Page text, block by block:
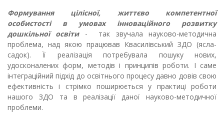
Формування цілісної, життєво компетентної
особистості в умовах інноваційного розвитку
дошкільної освіти- так звучала науково-методична
проблема, над якою працював Квасилівський ЗДО (ясла-
садок). Її реалізація потребувала пошуку нових,
удосконалених форм, методів і принципів роботи. І саме
інтеграційний підхід до освітнього процесу давно довів свою
ефективність і стрімко поширюється у практиці роботи
нашого ЗДО та в реалізації даної науково-методичної
проблеми.